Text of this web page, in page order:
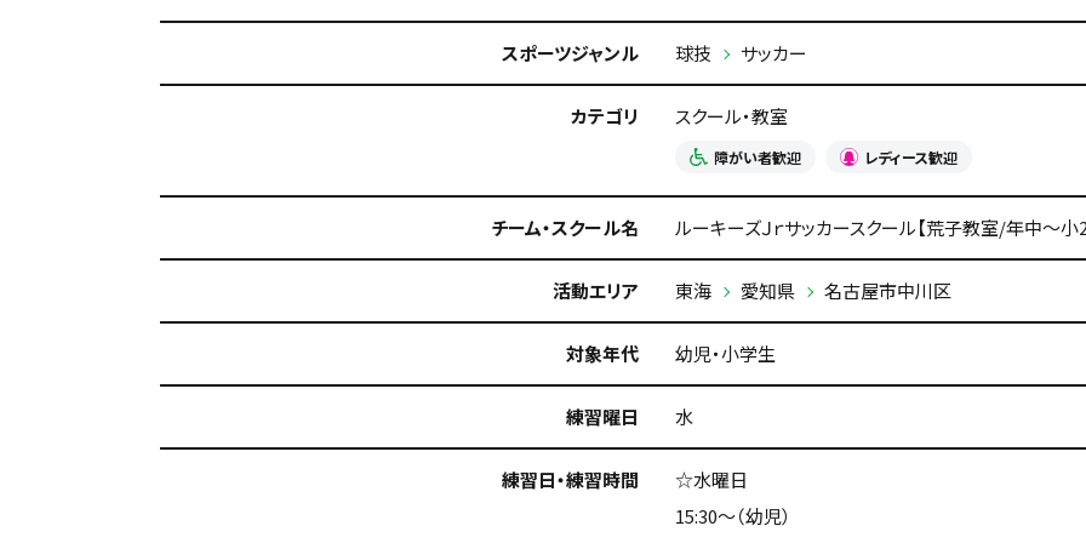
スポーツジャンル 球技 サッカー
カテゴリ スクール・教室
障がい者歓迎 レディース歓迎
チーム・スクール名 ルーキーズＪｒサッカースクール【荒子教室/年中～小2
活動エリア 東海 愛知県 名古屋市中川区
対象年代 幼児・小学生
練習曜日 水
練習日・練習時間
☆水曜日
15:30～（幼児）